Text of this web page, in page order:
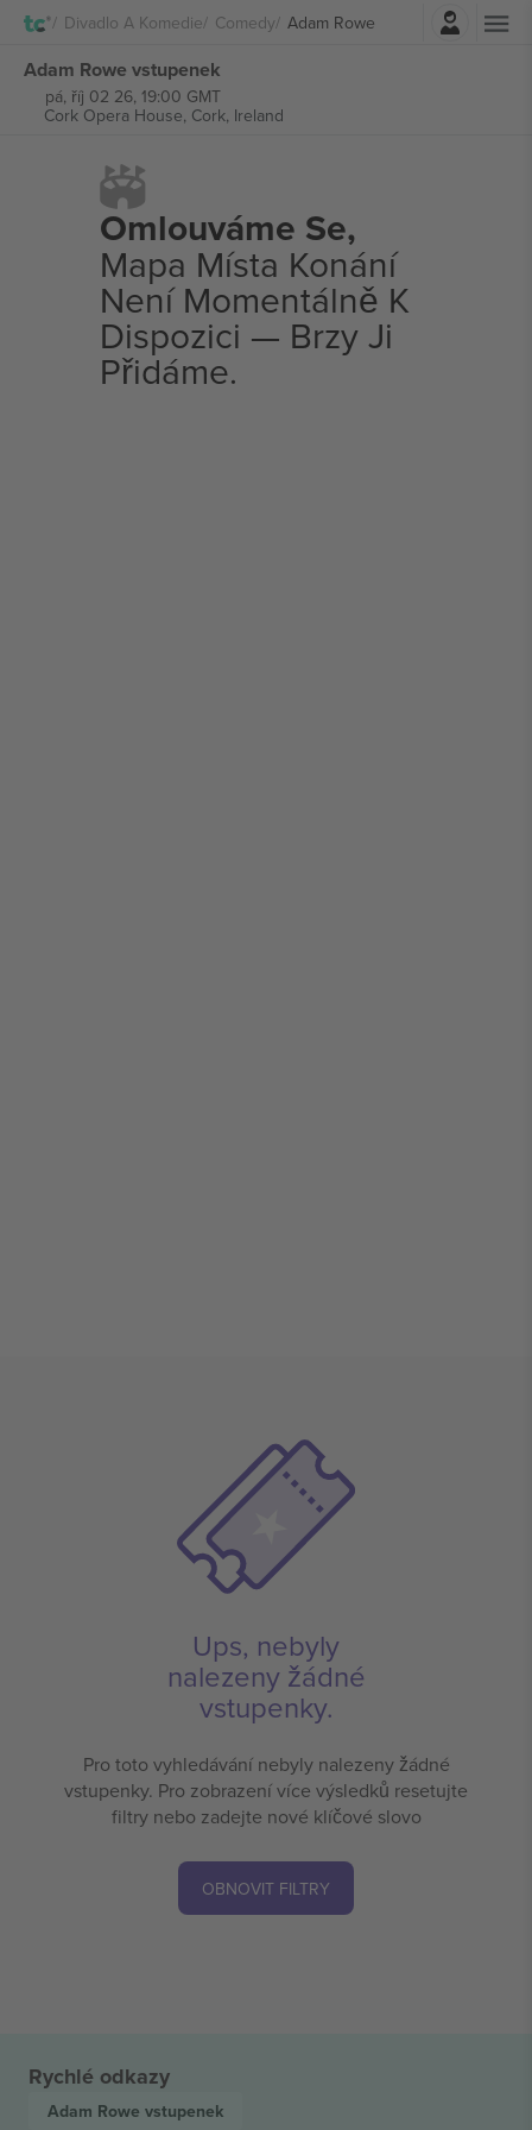
Divadlo A Komedie Comedy Adam Rowe
Přihlásit se
Adam Rowe vstupenek
pá, říj 02 26, 19:00 GMT
Cork Opera House, Cork, Ireland
Omlouváme Se,
Mapa Místa Konání
Není Momentálně K
Dispozici — Brzy Ji
Přidáme.
Ups, nebyly
nalezeny žádné
vstupenky.
Pro toto vyhledávání nebyly nalezeny žádné
vstupenky. Pro zobrazení více výsledků resetujte
filtry nebo zadejte nové klíčové slovo
OBNOVIT FILTRY
Rychlé odkazy
Adam Rowe vstupenek